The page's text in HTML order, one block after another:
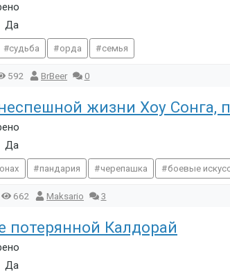
Да
судьба орда семья
592 BrBeer 0
жизни Хоу Сонга,
Да
пандария черепашка боевые
662 Maksario 3
потерянной Калдорай
Да